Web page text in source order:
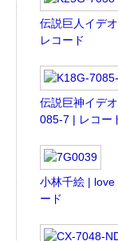
伝説巨人イデ
レコード
伝説巨神イデ
085-7 | レコー
小林千絵 |
ード